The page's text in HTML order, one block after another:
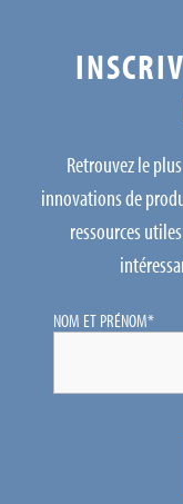
Retrouvez le
innovations de
ressources
NOM ET PRÉNOM*